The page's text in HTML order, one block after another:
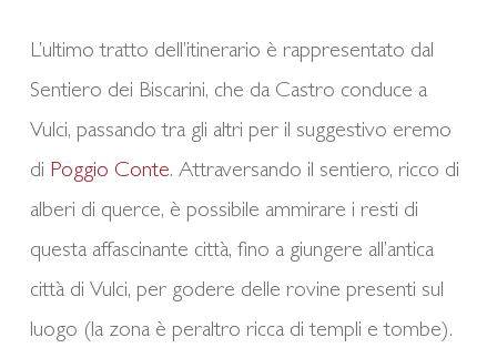
L’ultimo tratto dell’itinerario è rappresentato dal
Sentiero dei Biscarini, che da Castro conduce a
Vulci, passando tra gli altri per il suggestivo eremo
di Poggio Conte. Attraversando il sentiero, ricco di
alberi di querce, è possibile ammirare i resti di
questa affascinante città, fino a giungere all’antica
città di Vulci, per godere delle rovine presenti sul
luogo (la zona è peraltro ricca di templi e tombe).